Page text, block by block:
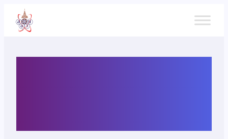
เนื้อหา